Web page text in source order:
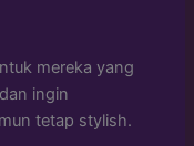
mereka yang
ingin
tetap stylish.